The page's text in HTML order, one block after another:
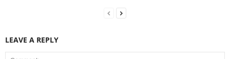
LEAVE A REPLY